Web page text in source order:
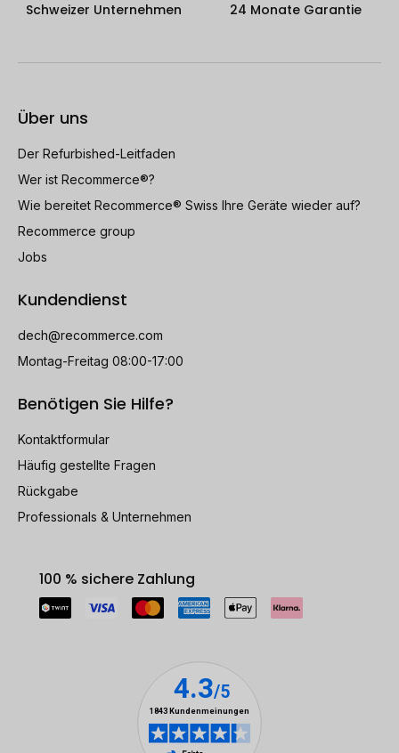
Schweizer Unternehmen 24 Monate Garantie
Über uns
Der Refurbished-Leitfaden
Wer ist Recommerce®?
Wie bereitet Recommerce® Swiss Ihre Geräte wieder auf?
Recommerce group
Jobs
Kundendienst
dech@recommerce.com
Montag-Freitag 08:00-17:00
Benötigen Sie Hilfe?
Kontaktformular
Häufig gestellte Fragen
Rückgabe
Professionals & Unternehmen
100 % sichere Zahlung